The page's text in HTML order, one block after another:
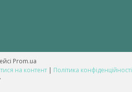
Prom.ua
на контент | Політика конфіденційності